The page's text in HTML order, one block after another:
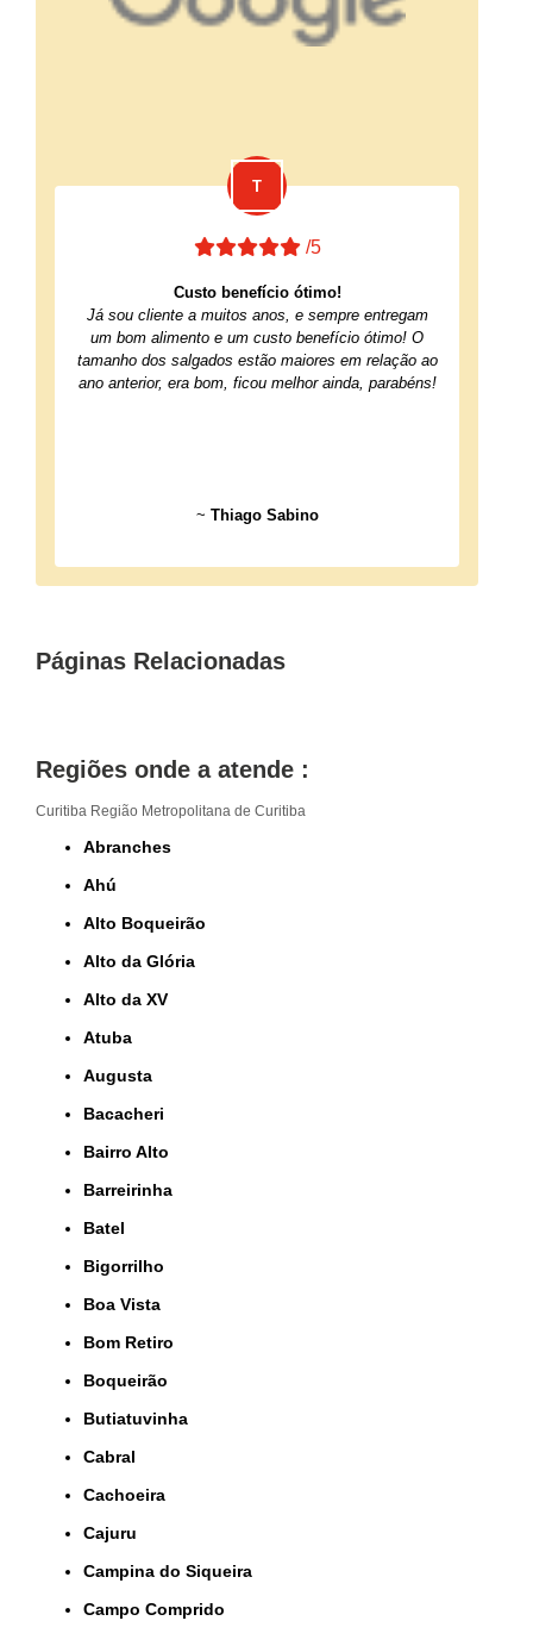
/5
Custo benefício ótimo!
Já sou cliente a muitos anos, e sempre entregam
um bom alimento e um custo benefício ótimo! O
tamanho dos salgados estão maiores em relação ao
ano anterior, era bom, ficou melhor ainda, parabéns!
~ Thiago Sabino
Páginas Relacionadas
Regiões onde a atende :
Curitiba Região Metropolitana de Curitiba
Abranches
Ahú
Alto Boqueirão
Alto da Glória
Alto da XV
Atuba
Augusta
Bacacheri
Bairro Alto
Barreirinha
Batel
Bigorrilho
Boa Vista
Bom Retiro
Boqueirão
Butiatuvinha
Cabral
Cachoeira
Cajuru
Campina do Siqueira
Campo Comprido